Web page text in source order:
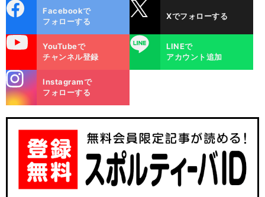
ok
Facebookで
フォローする
Xでフォローする
YouTubeで
チャンネル登録
LINE
LINEで
アカウント追加
m
Instagramで
フォローする